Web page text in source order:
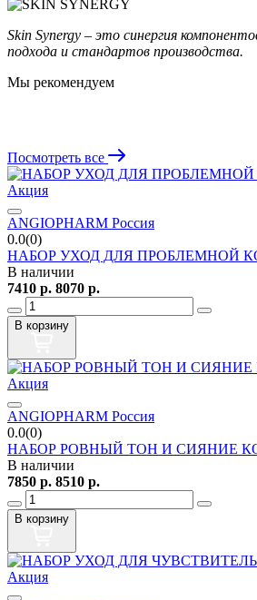
Skin Synergy – это синергия
подхода и стандартов производства.
Мы рекомендуем
Посмотреть все
Акция
ANGIOPHARM Россия
0.0(0)
НАБОР УХОД ДЛЯ ПРОБЛЕМНОЙ
В наличии
7410 р. 8070 р.
В корзину
Акция
ANGIOPHARM Россия
0.0(0)
НАБОР РОВНЫЙ ТОН И СИЯНИЕ
В наличии
7850 р. 8510 р.
В корзину
Акция